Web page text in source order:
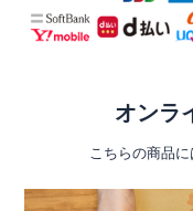
オンラ
こちらの商品